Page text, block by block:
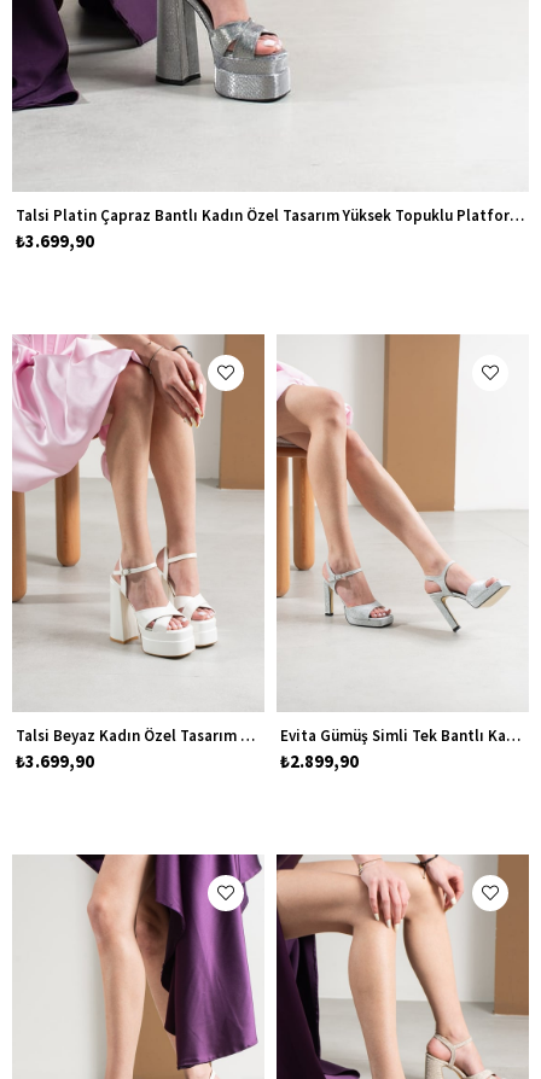
Talsi Platin Çapraz Bantlı Kadın Özel Tasarım Yüksek Topuklu Platform Ayakkabı
₺3.699,90
Talsi Beyaz Kadın Özel Tasarım Yüksek Topuklu Platform Gelinlik Ayakkabısı
₺3.699,90
Evita Gümüş Simli Tek Bantlı Kadın Platform Topuklu Ayakkabı
₺2.899,90